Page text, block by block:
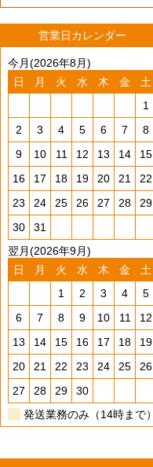
営業日カレンダー
今月(2026年8月)
日
月 火 水 木 金
土
1
2
3 4 5 6 7
8
9
10 11 12 13 14
15
16
17 18 19 20 21
22
23
24 25 26 27 28
29
30
31
翌月(2026年9月)
日
月 火 水 木 金
土
1
2 3 4
5
6
7 8 9 10 11
12
13
14 15 16 17 18
19
20
21 22 23 24 25
26
27
28 29
30
発送業務のみ（14時まで）